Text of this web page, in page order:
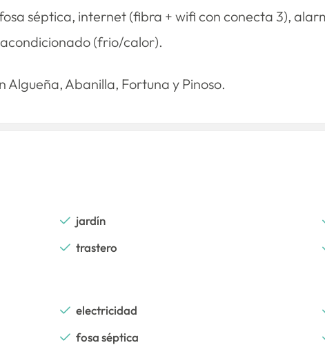
séptica, internet (fibra + wifi con conecta 3),
(frio/calor).
Algueña, Abanilla, Fortuna y Pinoso.
jardín
trastero
electricidad
fosa séptica